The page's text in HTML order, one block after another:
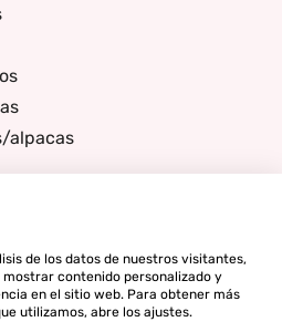
Seleccionar
Filtros de
alpacas
de los datos de nuestros visitantes,
contenido personalizado y
en el sitio web. Para obtener más
utilizamos, abre los ajustes.